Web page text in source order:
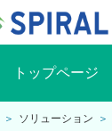
トップページ
＞ ソリューション ＞